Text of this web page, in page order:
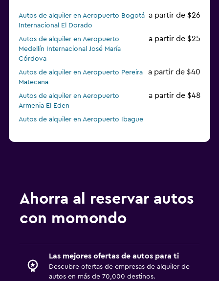
Autos de alquiler en Aeropuerto Bogotá
Internacional El Dorado
a partir de $26
Autos de alquiler en Aeropuerto
Medellín Internacional José María
Córdova
a partir de $25
Autos de alquiler en Aeropuerto Pereira
Matecana
a partir de $40
Autos de alquiler en Aeropuerto
Armenia El Eden
a partir de $48
Autos de alquiler en Aeropuerto Ibague
Ahorra al reservar autos
con momondo
Las mejores ofertas de autos para ti
Descubre ofertas de empresas de alquiler de
autos en más de 70,000 destinos.